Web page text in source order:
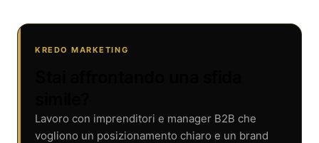
KREDO MARKETING
Lavoro con imprenditori e manager B2B che
vogliono un posizionamento chiaro e un brand